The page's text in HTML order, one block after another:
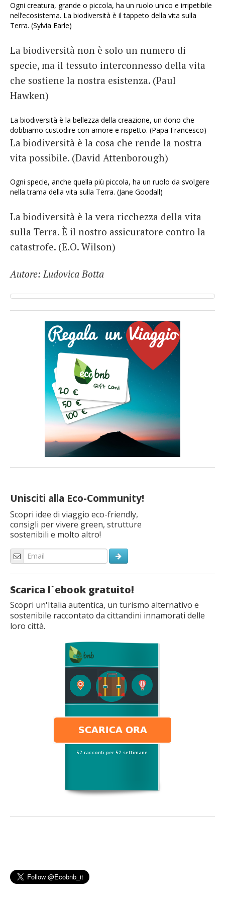
Ogni creatura, grande o piccola, ha un ruolo unico e irripetibile
nell’ecosistema. La biodiversità è il tappeto della vita sulla
Terra. (Sylvia Earle)
La biodiversità non è solo un numero di
specie, ma il tessuto interconnesso della vita
che sostiene la nostra esistenza. (Paul
Hawken)
La biodiversità è la bellezza della creazione, un dono che
dobbiamo custodire con amore e rispetto. (Papa Francesco)
La biodiversità è la cosa che rende la nostra
vita possibile. (David Attenborough)
Ogni specie, anche quella più piccola, ha un ruolo da svolgere
nella trama della vita sulla Terra. (Jane Goodall)
La biodiversità è la vera ricchezza della vita
sulla Terra. È il nostro assicuratore contro la
catastrofe. (E.O. Wilson)
Autore: Ludovica Botta
Unisciti alla Eco-Community!
Scopri idee di viaggio eco-friendly,
consigli per vivere green, strutture
sostenibili e molto altro!
Scarica l´ebook gratuito!
Scopri un'Italia autentica, un turismo alternativo e
sostenibile raccontato da cittandini innamorati delle
loro città.